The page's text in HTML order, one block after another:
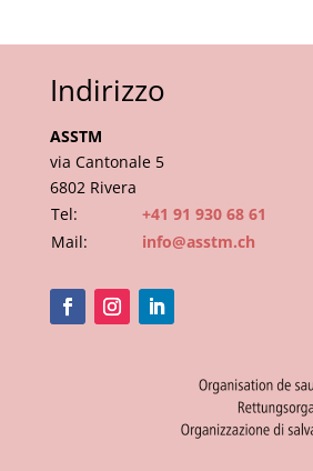
Indirizzo
ASSTM
via Cantonale 5
6802 Rivera
Tel:
+41 91 930 68 61
Mail:
info@asstm.ch